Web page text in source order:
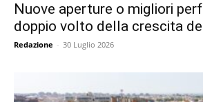
Nuove aperture o migliori
doppio volto della crescita
Redazione - 30 Luglio 2026